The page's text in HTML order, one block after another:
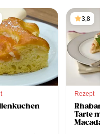
3,8
Rezept
Tarte